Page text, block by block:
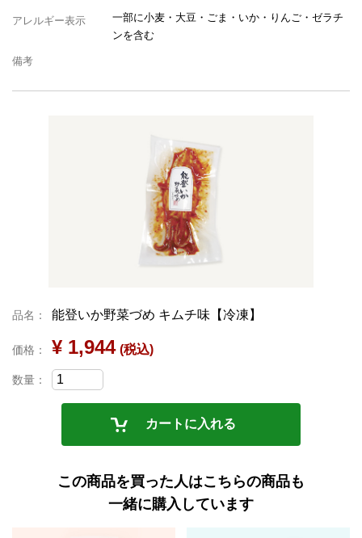
アレルギー表示
一部に小麦・大豆・ごま・いか・りんご・ゼラチ
ンを含む
備考
品名： 能登いか野菜づめ キムチ味【冷凍】
価格： ¥ 1,944 (税込)
数量：
カートに入れる
この商品を買った人はこちらの商品も
一緒に購入しています